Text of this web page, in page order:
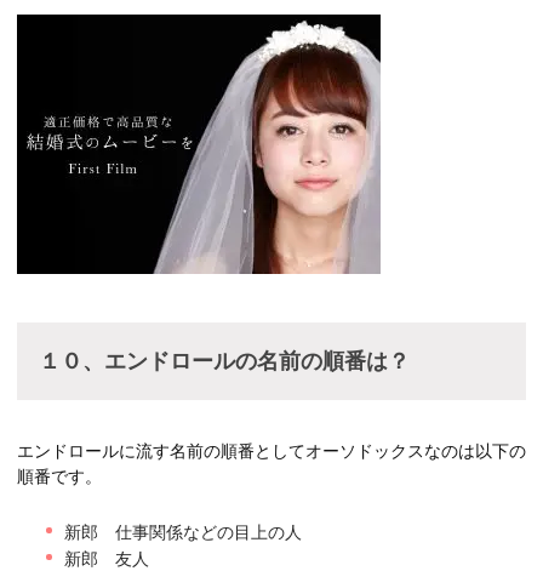
１０、エンドロールの名前の順番は？
エンドロールに流す名前の順番としてオーソドックスなのは以下の
順番です。
新郎 仕事関係などの目上の人
新郎 友人